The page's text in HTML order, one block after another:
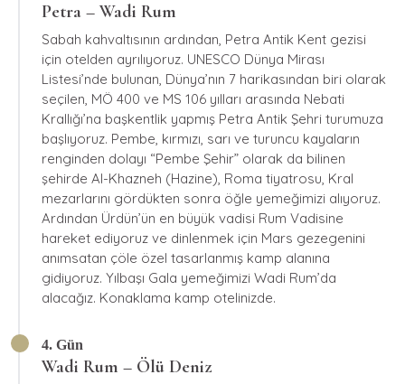
Petra – Wadi Rum
Sabah kahvaltısının ardından, Petra Antik Kent gezisi
için otelden ayrılıyoruz. UNESCO Dünya Mirası
Listesi’nde bulunan, Dünya’nın 7 harikasından biri olarak
seçilen, MÖ 400 ve MS 106 yılları arasında Nebati
Krallığı’na başkentlik yapmış Petra Antik Şehri turumuza
başlıyoruz. Pembe, kırmızı, sarı ve turuncu kayaların
renginden dolayı “Pembe Şehir” olarak da bilinen
şehirde Al-Khazneh (Hazine), Roma tiyatrosu, Kral
mezarlarını gördükten sonra öğle yemeğimizi alıyoruz.
Ardından Ürdün’ün en büyük vadisi Rum Vadisine
hareket ediyoruz ve dinlenmek için Mars gezegenini
anımsatan çöle özel tasarlanmış kamp alanına
gidiyoruz. Yılbaşı Gala yemeğimizi Wadi Rum’da
alacağız. Konaklama kamp otelinizde.
4. Gün
Wadi Rum – Ölü Deniz